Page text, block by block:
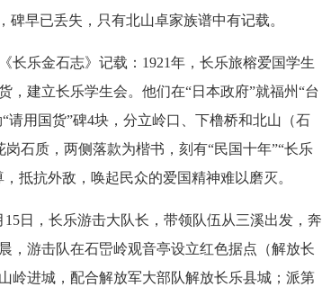
早已丢失，只有北山卓家族谱中有记载。
乐金石志》记载：1921年，长乐旅榕爱国学生
建立长乐学生会。他们在“日本政府”就福州“台
用国货”碑4块，分立岭口、下橹桥和北山（石
石质，两侧落款为楷书，刻有“民国十年”“长乐
抵抗外敌，唤起民众的爱国精神难以磨灭。
日，长乐游击大队长，带领队伍从三溪出发，奔
，游击队在石岊岭观音亭设立红色据点（解放长
岭进城，配合解放军大部队解放长乐县城；派第